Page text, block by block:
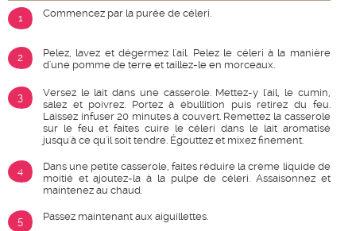
1 Commencez par la purée de céleri.
2
Pelez, lavez et dégermez l'ail. Pelez le céleri à la manière
d'une pomme de terre et taillez-le en morceaux.
3
Versez le lait dans une casserole. Mettez-y l'ail, le cumin,
salez et poivrez. Portez à ébullition puis retirez du feu.
Laissez infuser 20 minutes à couvert. Remettez la casserole
sur le feu et faites cuire le céleri dans le lait aromatisé
jusqu'à ce qu'il soit tendre. Égouttez et mixez finement.
4
Dans une petite casserole, faites réduire la crème liquide de
moitié et ajoutez-la à la pulpe de céleri. Assaisonnez et
maintenez au chaud.
5 Passez maintenant aux aiguillettes.